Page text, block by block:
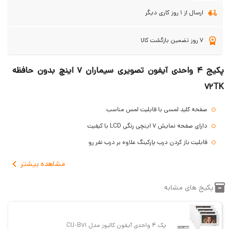
ارسال از 1 روز کاری دیگر
7 روز تضمین بازگشت کالا
پکیج 4 واحدی آیفون تصویری سیماران 7 اینچ بدون حافظه
72TK
صفحه کلید لمسی با قابلیت لمس مناسب
دارای صفحه نمایش 7 اینچی رنگی LCD با کیفیت
قابلیت باز کردن درب پارکینگ علاوه بر درب نفر رو
قابلیت اتصال به دو پنل تصویری یا یک پنل و یک دوربین مداربسته
قابلیت اتصال با تمام پنل های زنگ سیماران
قابلیت انتخاب ورودی ها توسط مانیتور
مشاهده بیشتر
پکیج های مشابه
پک 4 واحدی آیفون کالیوز مدل CU-B71